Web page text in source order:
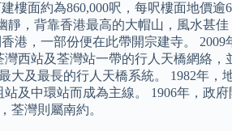
樓面約為860,000呎，每呎樓面地價逾
靜，背靠香港最高的大帽山，風水甚佳
港，一部份便在此帶開宗建寺。 2009
西站及荃灣站一帶的行人天橋網絡，
大及最長的行人天橋系統。 1982年，
及中環站而成為主線。 1906年，政
荃灣則屬南約。